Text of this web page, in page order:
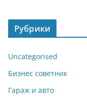
Рубрики
Uncategorised
Бизнес советник
Гараж и авто